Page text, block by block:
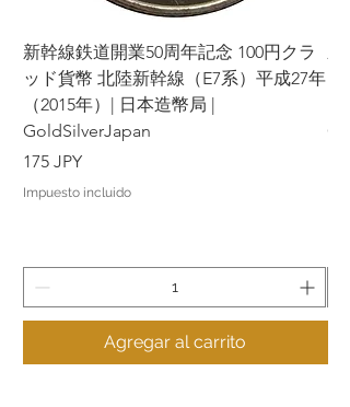
新幹線鉄道開業50周年記念 100円クラ
ッド貨幣 北陸新幹線（E7系）平成27年
（2015年）| 日本造幣局 |
GoldSilverJapan
Precio
175 JPY
Impuesto incluido
Agregar al carrito